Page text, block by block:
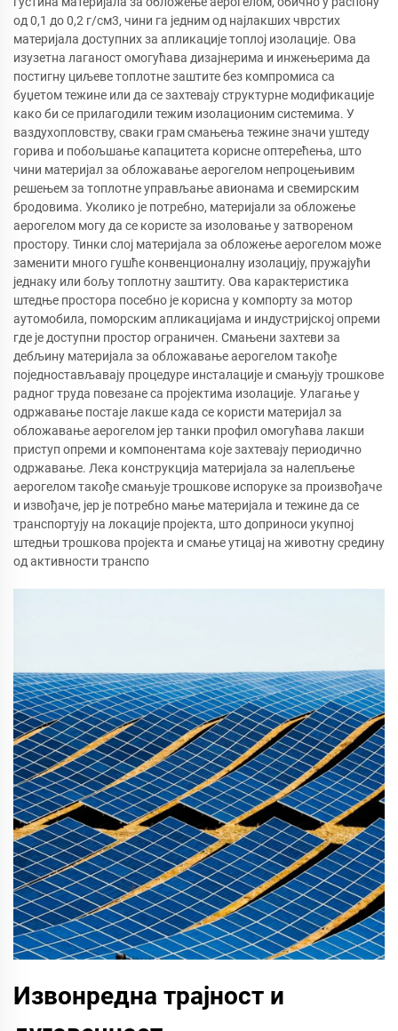
од 0,1 до 0,2 г/см3, чини га једним од најлакших чврстих
материјала доступних за апликације топлој изолације. Ова
изузетна лаганост омогућава дизајнерима и инжењерима да
постигну циљеве топлотне заштите без компромиса са
буџетом тежине или да се захтевају структурне модификације
како би се прилагодили тежим изолационим системима. У
ваздухопловству, сваки грам смањења тежине значи уштеду
горива и побољшање капацитета корисне оптерећења, што
чини материјал за обложавање аерогелом непроцењивим
решењем за топлотне управљање авионама и свемирским
бродовима. Уколико је потребно, материјали за обложење
аерогелом могу да се користе за изоловање у затвореном
простору. Тинки слој материјала за обложење аерогелом може
заменити много гушће конвенционалну изолацију, пружајући
једнаку или бољу топлотну заштиту. Ова карактеристика
штедње простора посебно је корисна у компорту за мотор
аутомобила, поморским апликацијама и индустријској опреми
где је доступни простор ограничен. Смањени захтеви за
дебљину материјала за обложавање аерогелом такође
поједностављавају процедуре инсталације и смањују трошкове
радног труда повезане са пројектима изолације. Улагање у
одржавање постаје лакше када се користи материјал за
обложавање аерогелом јер танки профил омогућава лакши
приступ опреми и компонентама које захтевају периодично
одржавање. Лека конструкција материјала за налепљење
аерогелом такође смањује трошкове испоруке за произвођаче
и извођаче, јер је потребно мање материјала и тежине да се
транспортују на локације пројекта, што доприноси укупној
штедњи трошкова пројекта и смање утицај на животну средину
од активности транспо
Извонредна трајност и